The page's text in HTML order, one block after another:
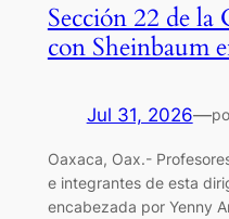
Sección 22 de
con Sheinbaum
Jul 31, 2026—
Oaxaca, Oax.-
e integrantes de esta
encabezada por Yenny